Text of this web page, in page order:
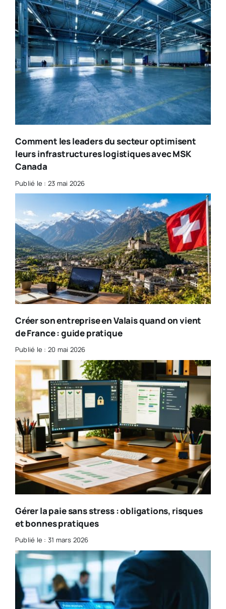
Comment les leaders du secteur optimisent
leurs infrastructures logistiques avec MSK
Canada
Publié le : 23 mai 2026
Créer son entreprise en Valais quand on vient
de France : guide pratique
Publié le : 20 mai 2026
Gérer la paie sans stress : obligations, risques
et bonnes pratiques
Publié le : 31 mars 2026